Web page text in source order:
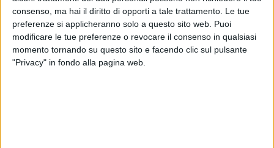
consenso, ma hai il diritto di opporti a tale trattamento. Le tue
preferenze si applicheranno solo a questo sito web. Puoi
modificare le tue preferenze o revocare il consenso in qualsiasi
momento tornando su questo sito e facendo clic sul pulsante
"Privacy" in fondo alla pagina web.
italiano dall’ultimo rapporto
ICE 2018/19